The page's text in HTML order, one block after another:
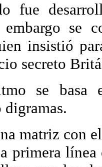
fue
se
insistió
secreto
se basa
digramas.
matriz con
primera línea